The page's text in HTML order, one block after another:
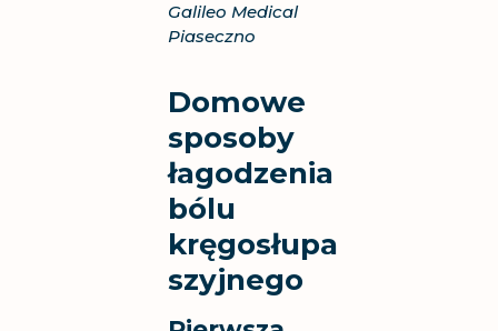
Galileo Medical
Piaseczno
Domowe
sposoby
łagodzenia
bólu
kręgosłupa
szyjnego